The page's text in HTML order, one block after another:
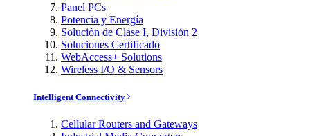
Panel PCs
Potencia y Energía
Solución de Clase I, División 2
Soluciones Certificado
WebAccess+ Solutions
Wireless I/O & Sensors
Intelligent Connectivity
Cellular Routers and Gateways